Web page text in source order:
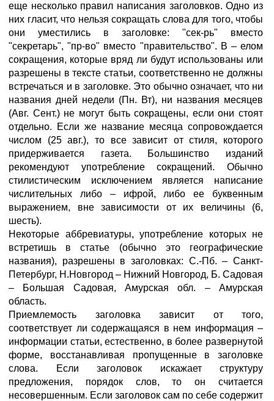
еще несколько правил написания заголовков. Одно из
них гласит, что нельзя сокращать слова для того, чтобы
они уместились в заголовке: "сек-рь" вместо
"секретарь", "пр-во" вместо "правительство". В – елом
сокращения, которые вряд ли будут использованы или
разрешены в тексте статьи, соответственно не должны
встречаться и в заголовке. Это обычно означает, что ни
названия дней недели (Пн. Вт), ни названия месяцев
(Авг. Сент.) не могут быть сокращены, если они стоят
отдельно. Если же название месяца сопровождается
числом (25 авг.), то все зависит от стиля, которого
придерживается газета. Большинство изданий
рекомендуют употребление сокращений. Обычно
стилистическим исключением является написание
числительных либо – ифрой, либо ее буквенным
выражением, вне зависимости от их величины (6,
шесть).
Некоторые аббревиатуры, употребление которых не
встретишь в статье (обычно это географические
названия), разрешены в заголовках: С.-Пб. – Санкт-
Петербург, Н.Новгород – Нижний Новгород, Б. Садовая
– Большая Садовая, Амурская обл. – Амурская
область.
Приемлемость заголовка зависит от того,
соответствует ли содержащаяся в нем информация –
информации статьи, естественно, в более развернутой
форме, восстанавливая пропущенные в заголовке
слова. Если заголовок искажает структуру
предложения, порядок слов, то он считается
несовершенным. Если заголовок сам по себе содержит